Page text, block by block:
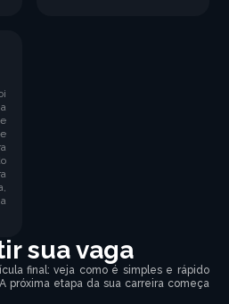
sua vaga
final: veja como é simples e rápido
próxima etapa da sua carreira começa